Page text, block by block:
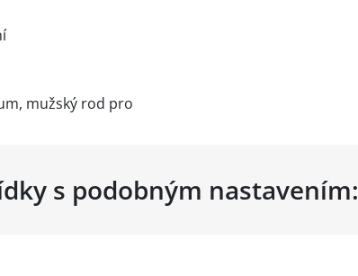
mužský rod pro
s podobným nastavením: